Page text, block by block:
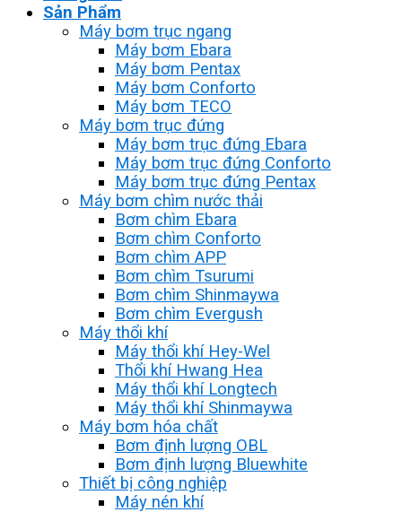
Sản Phẩm
Máy bơm trục ngang
Máy bơm Ebara
Máy bơm Pentax
Máy bơm Conforto
Máy bơm TECO
Máy bơm trục đứng
Máy bơm trục đứng Ebara
Máy bơm trục đứng Conforto
Máy bơm trục đứng Pentax
Máy bơm chìm nước thải
Bơm chìm Ebara
Bơm chìm Conforto
Bơm chìm APP
Bơm chìm Tsurumi
Bơm chìm Shinmaywa
Bơm chìm Evergush
Máy thổi khí
Máy thổi khí Hey-Wel
Thổi khí Hwang Hea
Máy thổi khí Longtech
Máy thổi khí Shinmaywa
Máy bơm hóa chất
Bơm định lượng OBL
Bơm định lượng Bluewhite
Thiết bị công nghiệp
Máy nén khí